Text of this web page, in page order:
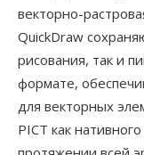
векторно-
QuickDraw
рисования, так и
формате,
для векторных
PICT как